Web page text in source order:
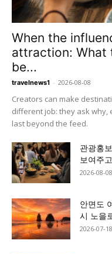
When the
attraction: What
be...
travelnews1 - 2026-08-08
Creators can make
different job: they ask
last beyond the feed.
관광홍
보여주
2026-08-08
안면도
시 노을
2026-07-18